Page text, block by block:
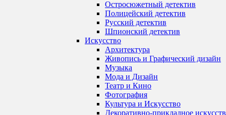
Остросюжетный детектив
Полицейский детектив
Русский детектив
Шпионский детектив
Искусство
Архитектура
Живопись и Графический дизайн
Музыка
Мода и Дизайн
Театр и Кино
Фотография
Культура и Искусство
Декоративно-прикладное